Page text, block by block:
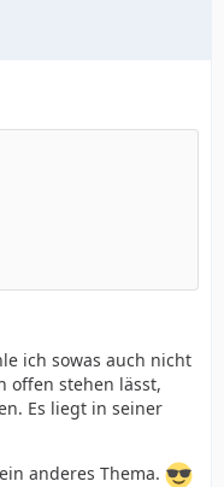
ich sowas auch nicht
offen stehen lässt,
Es liegt in seiner
anderes Thema.